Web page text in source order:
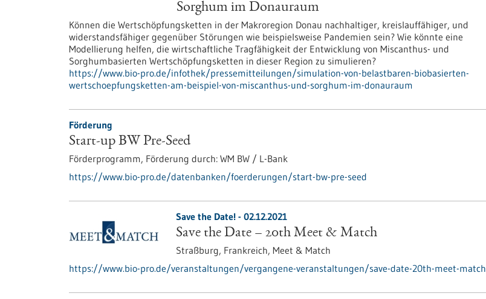
Sorghum im Donauraum
Können die Wertschöpfungsketten in der Makroregion Donau nachhaltiger, kreislauffähiger, und
widerstandsfähiger gegenüber Störungen wie beispielsweise Pandemien sein? Wie könnte eine
Modellierung helfen, die wirtschaftliche Tragfähigkeit der Entwicklung von Miscanthus- und
Sorghumbasierten Wertschöpfungsketten in dieser Region zu simulieren?
https://www.bio-pro.de/infothek/pressemitteilungen/simulation-von-belastbaren-biobasierten-
wertschoepfungsketten-am-beispiel-von-miscanthus-und-sorghum-im-donauraum
Förderung
Start-up BW Pre-Seed
Förderprogramm, Förderung durch: WM BW / L-Bank
https://www.bio-pro.de/datenbanken/foerderungen/start-bw-pre-seed
Save the Date! - 02.12.2021
Save the Date – 20th Meet & Match
Straßburg, Frankreich, Meet & Match
https://www.bio-pro.de/veranstaltungen/vergangene-veranstaltungen/save-date-20th-meet-match